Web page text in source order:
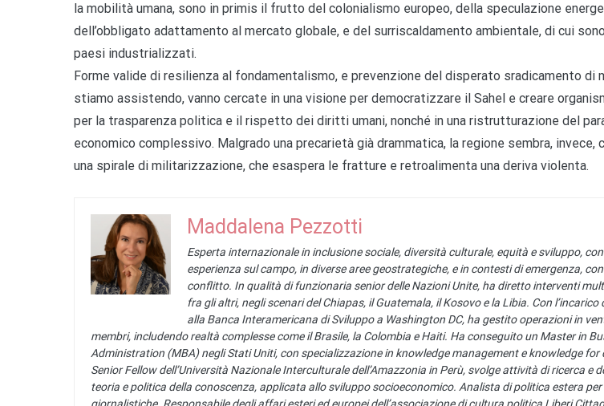
la mobilità umana, sono in primis il frutto del colonialismo europeo, della speculazione
dell’obbligato adattamento al mercato globale, e del surriscaldamento ambientale, di cui
paesi industrializzati.
Forme valide di resilienza al fondamentalismo, e prevenzione del disperato sradicamento di
stiamo assistendo, vanno cercate in una visione per democratizzare il Sahel e creare
per la trasparenza politica e il rispetto dei diritti umani, nonché in una ristrutturazione del
economico complessivo. Malgrado una precarietà già drammatica, la regione sembra, invece,
una spirale di militarizzazione, che esaspera le fratture e retroalimenta una deriva violenta.
Maddalena Pezzotti
Esperta internazionale in inclusione sociale, diversità culturale, equità e sviluppo, con
esperienza sul campo, in diverse aree geostrategiche, e in contesti di emergenza,
conflitto. In qualità di funzionaria senior delle Nazioni Unite, ha diretto interventi
fra gli altri, negli scenari del Chiapas, il Guatemala, il Kosovo e la Libia. Con l’incarico
alla Banca Interamericana di Sviluppo a Washington DC, ha gestito operazioni in
membri, includendo realtà complesse come il Brasile, la Colombia e Haiti. Ha conseguito un Master in
Administration (MBA) negli Stati Uniti, con specializzazione in knowledge management e knowledge for
Senior Fellow dell’Università Nazionale Interculturale dell’Amazzonia in Perù, svolge attività di ricerca e
teoria e politica della conoscenza, applicata allo sviluppo socioeconomico. Analista di politica estera